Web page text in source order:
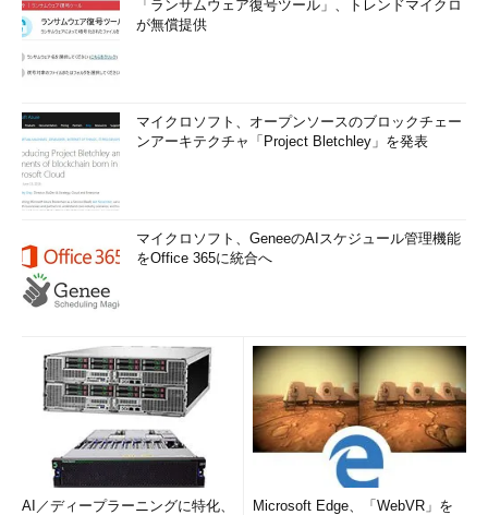
「ランサムウェア復号ツール」、トレンドマイクロ
が無償提供
マイクロソフト、オープンソースのブロックチェー
ンアーキテクチャ「Project Bletchley」を発表
マイクロソフト、GeneeのAIスケジュール管理機能
をOffice 365に統合へ
AI／ディープラーニングに特化、
Microsoft Edge、「WebVR」を